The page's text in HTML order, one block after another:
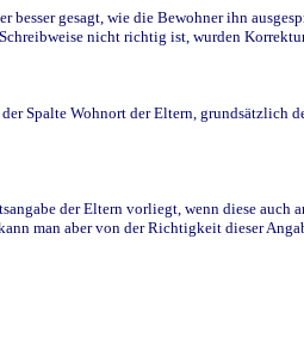
gesagt, wie die Bewohner ihn
nicht richtig ist, wurden
Spalte Wohnort der Eltern, grundsätzlich
der Eltern vorliegt, wenn diese auch
man aber von der Richtigkeit dieser